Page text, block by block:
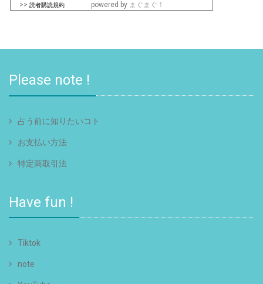
>> 読者購読規約 powered by まぐまぐ！
Please note !
占う前に知りたいコト
お支払い方法
特定商取引法
Have fun !
Tiktok
note